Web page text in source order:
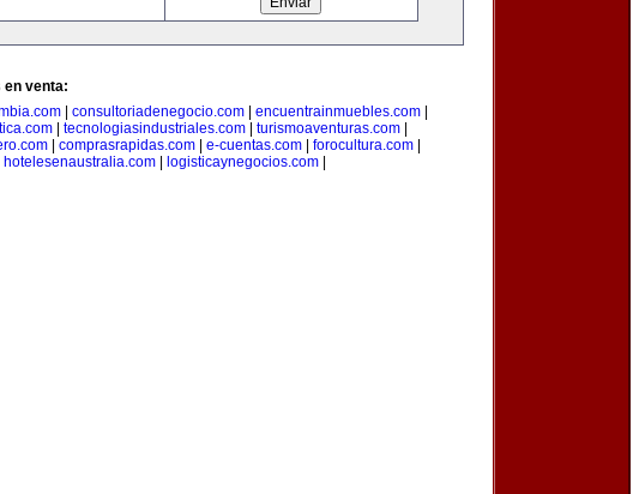
en venta:
| consultoriadenegocio.com| encuentrainmuebles.com|
| tecnologiasindustriales.com| turismoaventuras.com|
comprasrapidas.com e-cuentas.com forocultura.com
hotelesenaustralia.com| logisticaynegocios.com|